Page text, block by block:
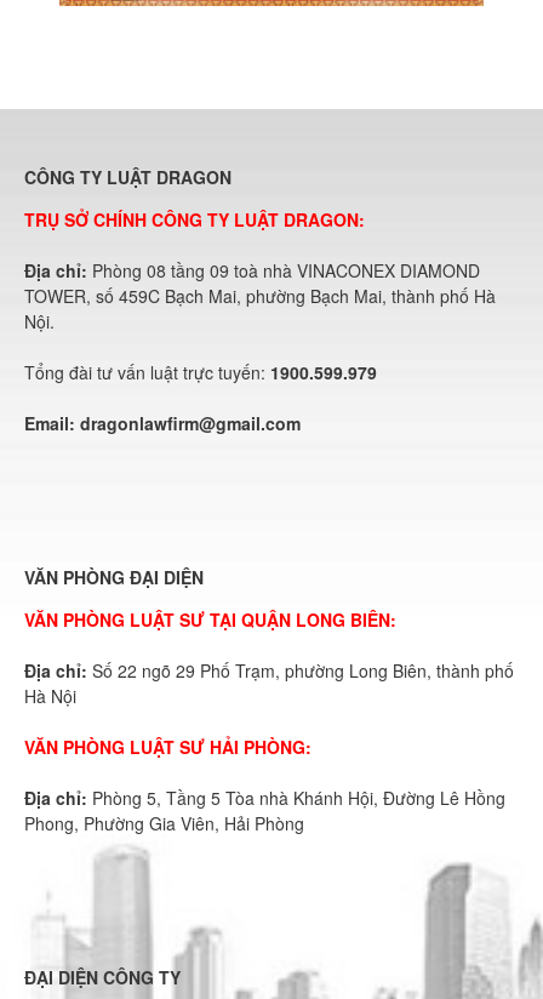
CÔNG TY LUẬT DRAGON
TRỤ SỞ CHÍNH CÔNG TY LUẬT DRAGON:
Địa chỉ: Phòng 08 tầng 09 toà nhà VINACONEX DIAMOND
TOWER, số 459C Bạch Mai, phường Bạch Mai, thành phố Hà
Nội.
Tổng đài tư vấn luật trực tuyến: 1900.599.979
Email: dragonlawfirm@gmail.com
VĂN PHÒNG ĐẠI DIỆN
VĂN PHÒNG LUẬT SƯ TẠI QUẬN LONG BIÊN:
Địa chỉ: Số 22 ngõ 29 Phố Trạm, phường Long Biên, thành phố
Hà Nội
VĂN PHÒNG LUẬT SƯ HẢI PHÒNG:
Địa chỉ: Phòng 5, Tầng 5 Tòa nhà Khánh Hội, Đường Lê Hồng
Phong, Phường Gia Viên, Hải Phòng
ĐẠI DIỆN CÔNG TY